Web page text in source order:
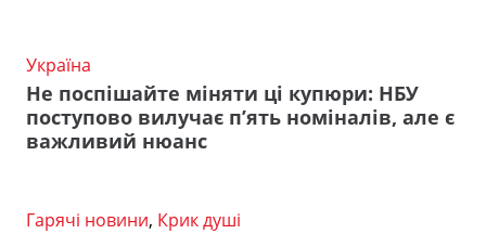
Україна
Не поспішайте міняти ці купюри: НБУ
поступово вилучає п’ять номіналів, але є
важливий нюанс
Гарячі новини, Крик душі